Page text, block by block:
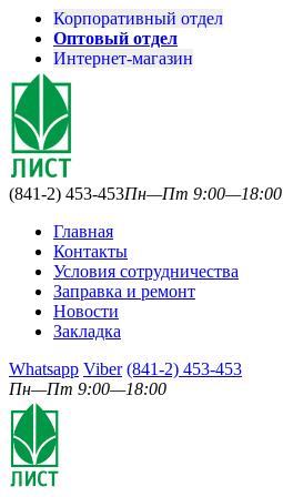
Корпоративный отдел
Оптовый отдел
Интернет-магазин
(841-2) 453-453Пн—Пт 9:00—18:00
Главная
Контакты
Условия сотрудничества
Заправка и ремонт
Новости
Закладка
Whatsapp Viber (841-2) 453-453
Пн—Пт 9:00—18:00